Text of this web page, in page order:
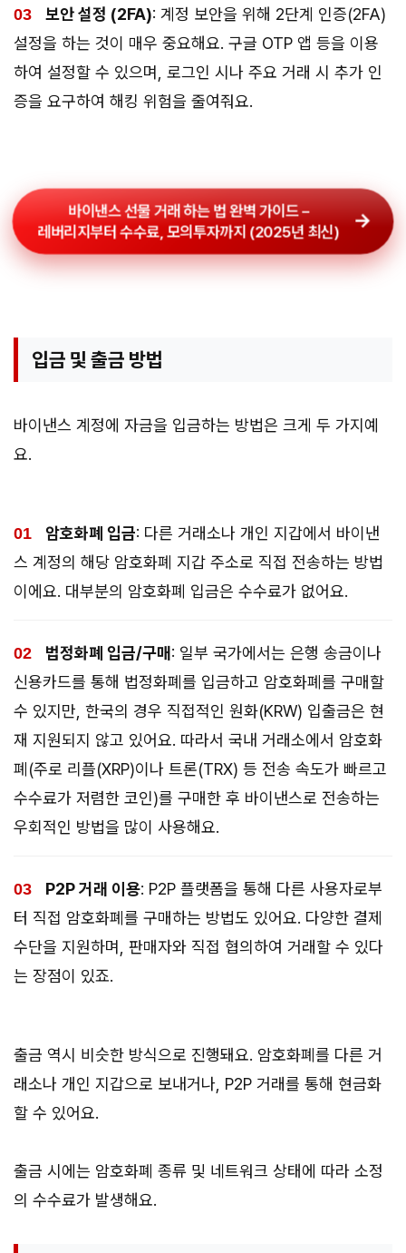
보안 설정 (2FA): 계정 보안을 위해 2단계 인증(2FA)
설정을 하는 것이 매우 중요해요. 구글 OTP 앱 등을 이용
하여 설정할 수 있으며, 로그인 시나 주요 거래 시 추가 인
증을 요구하여 해킹 위험을 줄여줘요.
바이낸스 선물 거래 하는 법 완벽 가이드 –
레버리지부터 수수료, 모의투자까지 (2025년 최신)
입금 및 출금 방법
바이낸스 계정에 자금을 입금하는 방법은 크게 두 가지예
요.
암호화폐 입금: 다른 거래소나 개인 지갑에서 바이낸
스 계정의 해당 암호화폐 지갑 주소로 직접 전송하는 방법
이에요. 대부분의 암호화폐 입금은 수수료가 없어요.
법정화폐 입금/구매: 일부 국가에서는 은행 송금이나
신용카드를 통해 법정화폐를 입금하고 암호화폐를 구매할
수 있지만, 한국의 경우 직접적인 원화(KRW) 입출금은 현
재 지원되지 않고 있어요. 따라서 국내 거래소에서 암호화
폐(주로 리플(XRP)이나 트론(TRX) 등 전송 속도가 빠르고
수수료가 저렴한 코인)를 구매한 후 바이낸스로 전송하는
우회적인 방법을 많이 사용해요.
P2P 거래 이용: P2P 플랫폼을 통해 다른 사용자로부
터 직접 암호화폐를 구매하는 방법도 있어요. 다양한 결제
수단을 지원하며, 판매자와 직접 협의하여 거래할 수 있다
는 장점이 있죠.
출금 역시 비슷한 방식으로 진행돼요. 암호화폐를 다른 거
래소나 개인 지갑으로 보내거나, P2P 거래를 통해 현금화
할 수 있어요.
출금 시에는 암호화폐 종류 및 네트워크 상태에 따라 소정
의 수수료가 발생해요.